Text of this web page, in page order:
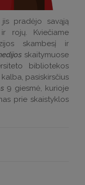
pradėjo savąją
rojų. Kviečiame
skambesį ir
skaitymuose
bibliotekos
pasiskirsčius
9 giesmė, kurioje
prie skaistyklos